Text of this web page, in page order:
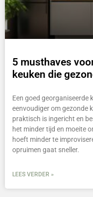
5 musthaves
keuken die
Een goed georganiseerde
eenvoudiger om gezonde
praktisch is ingericht en
het minder tijd en moeite
hoeft minder te
opruimen gaat sneller.
LEES VERDER »